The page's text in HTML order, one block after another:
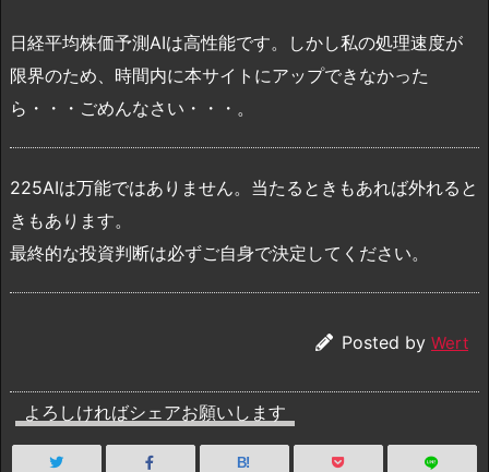
日経平均株価予測AIは高性能です。しかし私の処理速度が
限界のため、時間内に本サイトにアップできなかった
ら・・・ごめんなさい・・・。
225AIは万能ではありません。当たるときもあれば外れると
きもあります。
最終的な投資判断は必ずご自身で決定してください。
Posted by Wert
よろしければシェアお願いします
B!